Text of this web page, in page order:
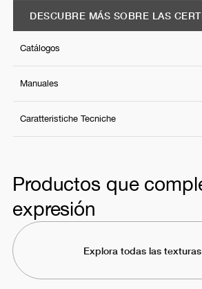
DESCUBRE MÁS SOBRE LAS
Catálogos
Manuales
Caratteristiche Tecniche
Productos que
expresión
Explora todas las